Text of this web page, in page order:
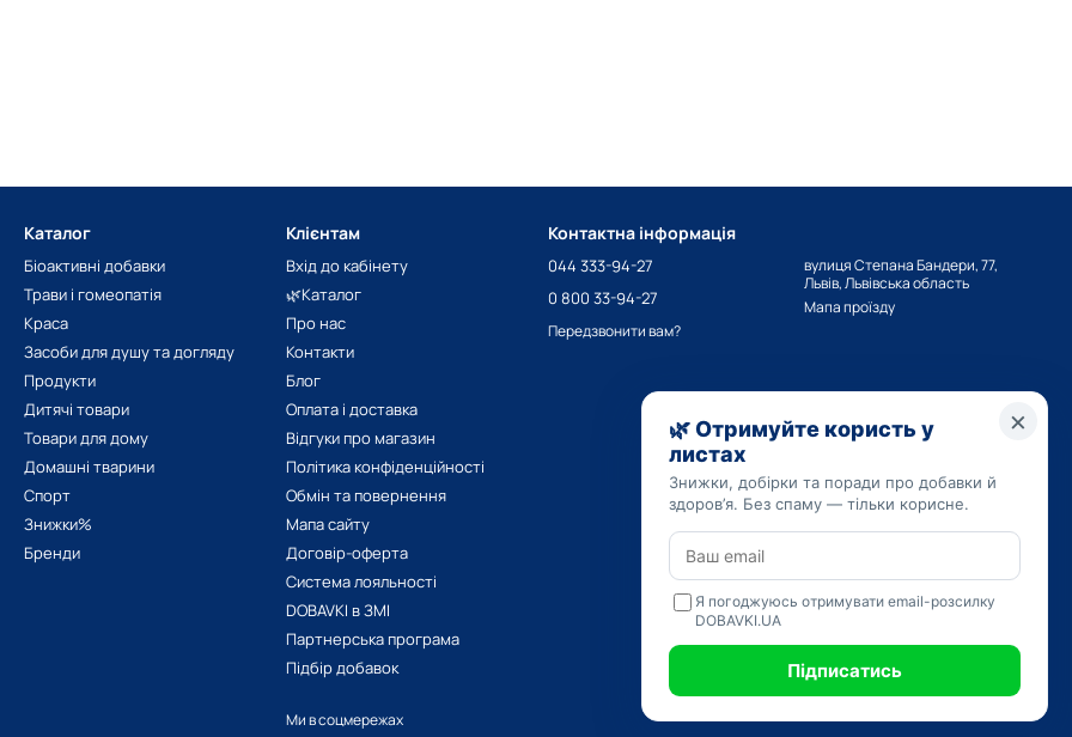
відновних процесів на клітинному рівні в верхньому шарі епітелію.
масло недорого
олії не токсичний. Активні інгредієнти здатні моментально розчинити жири, усунути масляні плями. Обмежити застосування слід
непереносимості текстури або запаху. Якщо потрібно купити апельсинове масло за доступною ціною,
магазину Dobavki.ua. Доставка по всіх містах країни поштовими службами, включно з Києвом.
Каталог
Біоактивні добавки
Трави і гомеопатія
Краса
Засоби для душу та догляду
Продукти
Дитячі товари
Товари для дому
Домашні тварини
Спорт
Знижки%
Бренди
Клієнтам
Вхід до кабінету
🌿Каталог
Про нас
Контакти
Блог
Оплата і доставка
Відгуки про магазин
Політика конфіденційності
Обмін та повернення
Мапа сайту
Договір-оферта
Система лояльності
DOBAVKI в ЗМІ
Партнерська програма
Підбір добавок
Ми в соцмережах
Контактна інформація
044 333-94-27
0 800 33-94-27
Передзвонити вам?
вулиця Степана Бандери, 77,
Львів, Львівська область
Мапа проїзду